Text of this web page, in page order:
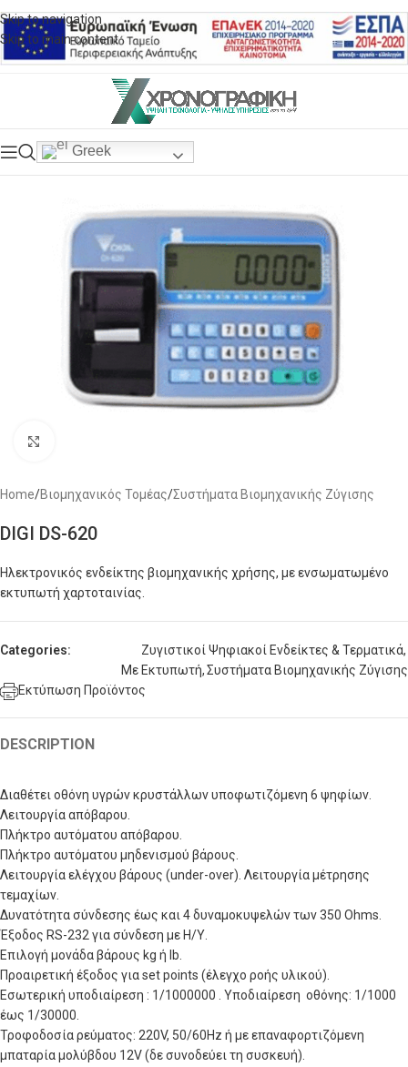
Skip to navigation
Skip to main content
Greek
Home/Βιομηχανικός Τομέας/Συστήματα Βιομηχανικής Ζύγισης
DIGI DS-620
Ηλεκτρονικός ενδείκτης βιομηχανικής χρήσης, με ενσωματωμένο
εκτυπωτή χαρτοταινίας.
Categories: Ζυγιστικοί Ψηφιακοί Ενδείκτες & Τερματικά,
Με Εκτυπωτή,Συστήματα Βιομηχανικής Ζύγισης
Εκτύπωση Προϊόντος
DESCRIPTION
Διαθέτει οθόνη υγρών κρυστάλλων υποφωτιζόμενη 6 ψηφίων.
Λειτουργία απόβαρου.
Πλήκτρο αυτόματου απόβαρου.
Πλήκτρο αυτόματου μηδενισμού βάρους.
Λειτουργία ελέγχου βάρους (under-over). Λειτουργία μέτρησης
τεμαχίων.
Δυνατότητα σύνδεσης έως και 4 δυναμοκυψελών των 350 Ohms.
Έξοδος RS-232 για σύνδεση με Η/Υ.
Επιλογή μονάδα βάρους kg ή lb.
Προαιρετική έξοδος για set points (έλεγχο ροής υλικού).
Εσωτερική υποδιαίρεση : 1/1000000 . Υποδιαίρεση οθόνης: 1/1000
έως 1/30000.
Τροφοδοσία ρεύματος: 220V, 50/60Hz ή με επαναφορτιζόμενη
μπαταρία μολύβδου 12V (δε συνοδεύει τη συσκευή).